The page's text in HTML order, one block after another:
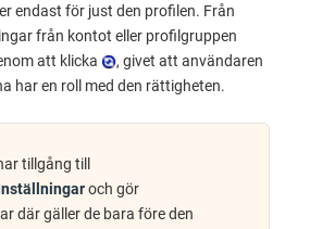
endast för just den profilen. Från
från kontot eller profilgruppen
att klicka
, givet att användaren
har en roll med den rättigheten.
tillgång till
och gör
där gäller de bara före den